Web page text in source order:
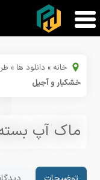
خانه » دانلود ها »
خشکبار و آجیل
ماک آپ